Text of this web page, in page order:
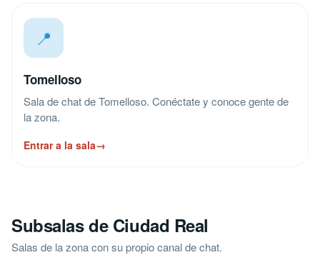
📍
Tomelloso
Sala de chat de Tomelloso. Conéctate y conoce gente de
la zona.
Entrar a la sala→
Subsalas de Ciudad Real
Salas de la zona con su propio canal de chat.